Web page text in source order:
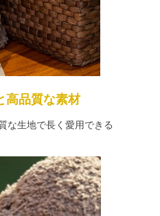
高品質な素材
な生地で長く愛用できる